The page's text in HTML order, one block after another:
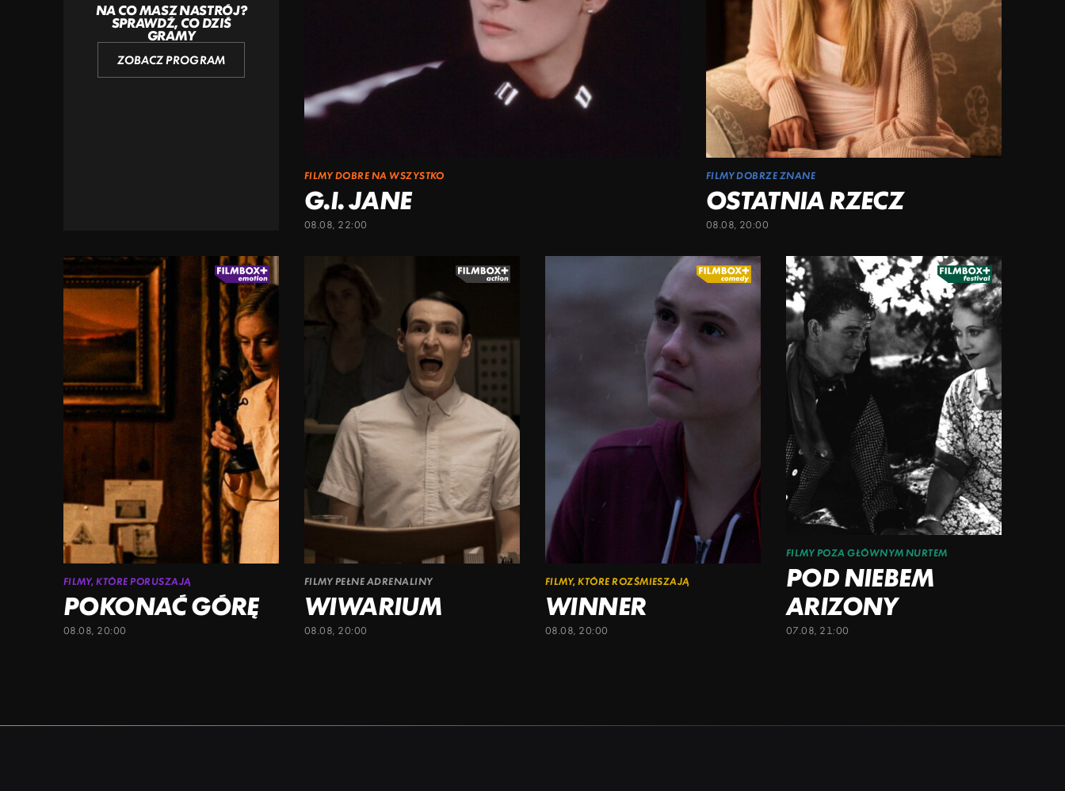
NA CO MASZ NASTRÓJ?
SPRAWDŹ, CO DZIŚ
GRAMY
ZOBACZ PROGRAM
FILMY DOBRE NA WSZYSTKO
G.I. JANE
08.08, 22:00
FILMY DOBRZE ZNANE
OSTATNIA RZECZ
08.08, 20:00
FILMY, KTÓRE PORUSZAJĄ
POKONAĆ GÓRĘ
08.08, 20:00
FILMY PEŁNE ADRENALINY
WIWARIUM
08.08, 20:00
FILMY, KTÓRE ROZŚMIESZAJĄ
WINNER
08.08, 20:00
FILMY POZA GŁÓWNYM NURTEM
POD NIEBEM
ARIZONY
07.08, 21:00